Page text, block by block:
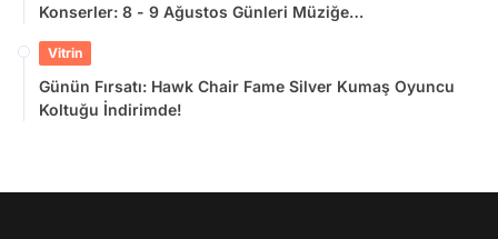
Konserler: 8 - 9 Ağustos Günleri Müziğe
Vitrin
Günün Fırsatı: Hawk Chair Fame Silver Kumaş Oyuncu
Koltuğu İndirimde!